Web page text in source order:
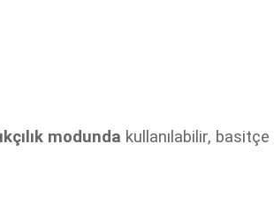
modunda kullanılabilir, basitçe